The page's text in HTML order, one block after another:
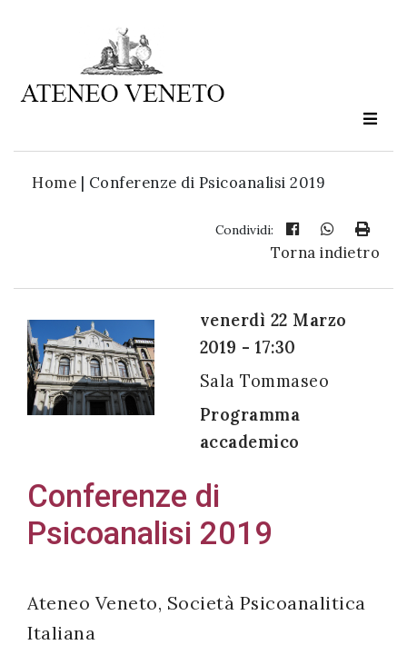
Home | Conferenze di Psicoanalisi 2019
Condividi:
Torna indietro
venerdì 22 Marzo
2019 - 17:30
Sala Tommaseo
Programma
accademico
Conferenze di
Psicoanalisi 2019
Ateneo Veneto, Società Psicoanalitica
Italiana
Ateneo
è
cultura
newsletter:
Acconsento
all'uso dei
accordo
con il